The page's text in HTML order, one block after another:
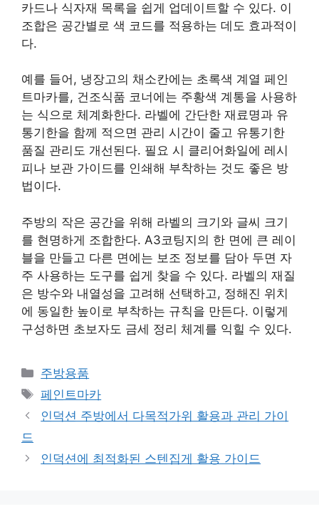
카드나 식자재 목록을 쉽게 업데이트할 수 있다. 이
조합은 공간별로 색 코드를 적용하는 데도 효과적이
다.
예를 들어, 냉장고의 채소칸에는 초록색 계열 페인
트마카를, 건조식품 코너에는 주황색 계통을 사용하
는 식으로 체계화한다. 라벨에 간단한 재료명과 유
통기한을 함께 적으면 관리 시간이 줄고 유통기한
품질 관리도 개선된다. 필요 시 클리어화일에 레시
피나 보관 가이드를 인쇄해 부착하는 것도 좋은 방
법이다.
주방의 작은 공간을 위해 라벨의 크기와 글씨 크기
를 현명하게 조합한다. A3코팅지의 한 면에 큰 레이
블을 만들고 다른 면에는 보조 정보를 담아 두면 자
주 사용하는 도구를 쉽게 찾을 수 있다. 라벨의 재질
은 방수와 내열성을 고려해 선택하고, 정해진 위치
에 동일한 높이로 부착하는 규칙을 만든다. 이렇게
구성하면 초보자도 금세 정리 체계를 익힐 수 있다.
카
테
고
리
주방용품
태
그
페인트마카
인덕션 주방에서 다목적가위 활용과 관리 가이
드
인덕션에 최적화된 스텐집게 활용 가이드